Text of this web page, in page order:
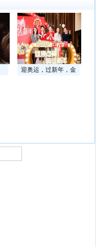
迎奥运，过新年，金